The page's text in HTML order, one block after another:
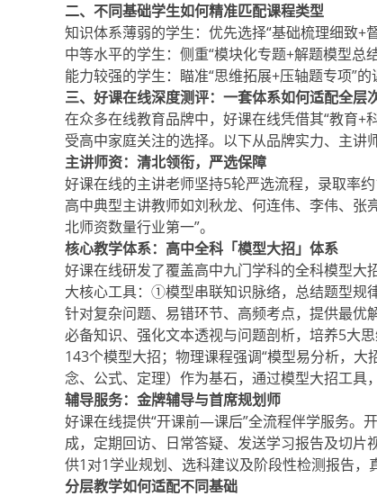
二、不同基础学生如何精准匹配课程类型
知识体系薄弱的学生：优先选择“基础梳理细致+
中等水平的学生：侧重“模块化专题+解题模型总
能力较强的学生：瞄准“思维拓展+压轴题专项”
三、好课在线深度测评：一套体系如何适配全层
在众多在线教育品牌中，好课在线凭借其“教育
受高中家庭关注的选择。以下从品牌实力、主讲
主讲师资：清北领衔，严选保障
好课在线的主讲老师坚持5轮严选流程，录取率
高中典型主讲教师如刘秋龙、何连伟、李伟、
北师资数量行业第一”。
核心教学体系：高中全科「模型大招」体系
好课在线研发了覆盖高中九门学科的全科模型大
大核心工具：①模型串联知识脉络，总结题型规
针对复杂问题、易错环节、高频考点，提供最
必备知识、强化文本透视与问题剖析，培养5大
143个模型大招；物理课程强调“模型易分析，
念、公式、定理）作为基石，通过模型大招工具
辅导服务：金牌辅导与首席规划师
好课在线提供“开课前—课后”全流程伴学服务。
成，定期回访、日常答疑、发送学习报告及切片
供1对1学业规划、选科建议及阶段性检测报告，
分层教学如何适配不同基础